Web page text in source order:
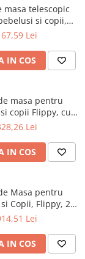
masa telescopic
si copii,
Suport picioare si
Varsta 6-32 luni,
Roz
Lei
IN COS
masa pentru
copii Flippy, cu
pliabil,
invelis piele
siguranta,
Lei
IN COS
Masa pentru
Copii, Flippy, 2
Detasabile,
de Siguranta,
Spatar
Lei
IN COS